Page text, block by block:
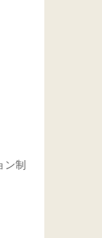
ン制